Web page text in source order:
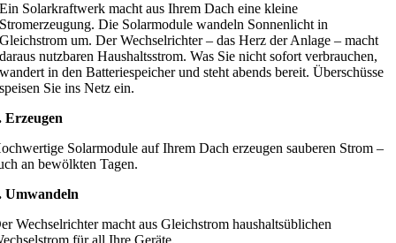
Ein Solarkraftwerk macht aus Ihrem Dach eine kleine
Stromerzeugung. Die Solarmodule wandeln Sonnenlicht in
Gleichstrom um. Der Wechselrichter – das Herz der Anlage – macht
daraus nutzbaren Haushaltsstrom. Was Sie nicht sofort verbrauchen,
wandert in den Batteriespeicher und steht abends bereit. Überschüsse
speisen Sie ins Netz ein.
Erzeugen
Solarmodule auf Ihrem Dach erzeugen sauberen Strom –
an bewölkten Tagen.
Umwandeln
Wechselrichter macht aus Gleichstrom haushaltsüblichen
für all Ihre Geräte.